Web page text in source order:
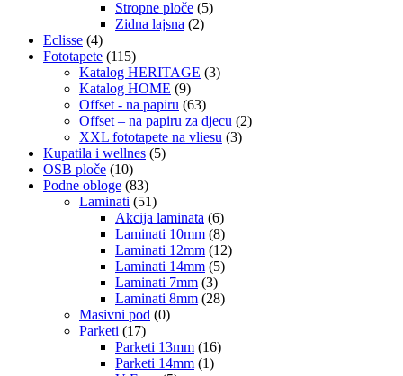
Stropne ploče (5)
Zidna lajsna (2)
Eclisse (4)
Fototapete (115)
Katalog HERITAGE (3)
Katalog HOME (9)
Offset - na papiru (63)
Offset – na papiru za djecu (2)
XXL fototapete na vliesu (3)
Kupatila i wellnes (5)
OSB ploče (10)
Podne obloge (83)
Laminati (51)
Akcija laminata (6)
Laminati 10mm (8)
Laminati 12mm (12)
Laminati 14mm (5)
Laminati 7mm (3)
Laminati 8mm (28)
Masivni pod (0)
Parketi (17)
Parketi 13mm (16)
Parketi 14mm (1)